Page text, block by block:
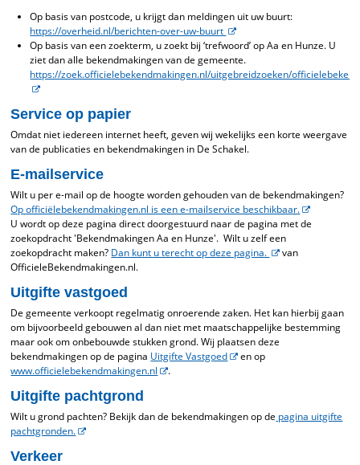
Op basis van postcode, u krijgt dan meldingen uit uw buurt:
https://overheid.nl/berichten-over-uw-buurt
Op basis van een zoekterm, u zoekt bij ‘trefwoord’ op Aa en Hunze. U
ziet dan alle bekendmakingen van de gemeente.
https://zoek.officielebekendmakingen.nl/uitgebreidzoeken/
Service op papier
Omdat niet iedereen internet heeft, geven wij wekelijks een korte weergave
van de publicaties en bekendmakingen in De Schakel.
E-mailservice
Wilt u per e-mail op de hoogte worden gehouden van de bekendmakingen?
Op officiëlebekendmakingen.nl is een e-mailservice beschikbaar.
U wordt op deze pagina direct doorgestuurd naar de pagina met de
zoekopdracht 'Bekendmakingen Aa en Hunze'. Wilt u zelf een
zoekopdracht maken? Dan kunt u terecht op deze pagina.
van
OfficieleBekendmakingen.nl.
Uitgifte vastgoed
De gemeente verkoopt regelmatig onroerende zaken. Het kan hierbij gaan
om bijvoorbeeld gebouwen al dan niet met maatschappelijke bestemming
maar ook om onbebouwde stukken grond. Wij plaatsen deze
bekendmakingen op de pagina Uitgifte Vastgoed
en op
www.officielebekendmakingen.nl
.
Uitgifte pachtgrond
Wilt u grond pachten? Bekijk dan de bekendmakingen op de pagina uitgifte
pachtgronden.
Verkeer